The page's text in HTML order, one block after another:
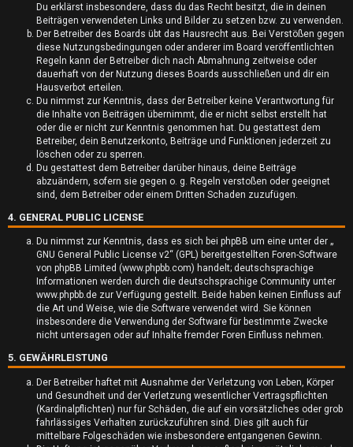
h
Du erklärst insbesondere, dass du das Recht besitzt, die in deinen
Beiträgen verwendeten Links und Bilder zu setzen bzw. zu verwenden.
Der Betreiber des Boards übt das Hausrecht aus. Bei Verstößen gegen
diese Nutzungsbedingungen oder anderer im Board veröffentlichten
Regeln kann der Betreiber dich nach Abmahnung zeitweise oder
dauerhaft von der Nutzung dieses Boards ausschließen und dir ein
Hausverbot erteilen.
Du nimmst zur Kenntnis, dass der Betreiber keine Verantwortung für
die Inhalte von Beiträgen übernimmt, die er nicht selbst erstellt hat
oder die er nicht zur Kenntnis genommen hat. Du gestattest dem
Betreiber, dein Benutzerkonto, Beiträge und Funktionen jederzeit zu
löschen oder zu sperren.
Du gestattest dem Betreiber darüber hinaus, deine Beiträge
abzuändern, sofern sie gegen o. g. Regeln verstoßen oder geeignet
sind, dem Betreiber oder einem Dritten Schaden zuzufügen.
4. GENERAL PUBLIC LICENSE
Du nimmst zur Kenntnis, dass es sich bei phpBB um eine unter der „
GNU General Public License v2“ (GPL) bereitgestellten Foren-Software
von phpBB Limited (www.phpbb.com) handelt; deutschsprachige
Informationen werden durch die deutschsprachige Community unter
www.phpbb.de zur Verfügung gestellt. Beide haben keinen Einfluss auf
die Art und Weise, wie die Software verwendet wird. Sie können
insbesondere die Verwendung der Software für bestimmte Zwecke
nicht untersagen oder auf Inhalte fremder Foren Einfluss nehmen.
5. GEWÄHRLEISTUNG
Der Betreiber haftet mit Ausnahme der Verletzung von Leben, Körper
und Gesundheit und der Verletzung wesentlicher Vertragspflichten
(Kardinalpflichten) nur für Schäden, die auf ein vorsätzliches oder grob
fahrlässiges Verhalten zurückzuführen sind. Dies gilt auch für
mittelbare Folgeschäden wie insbesondere entgangenen Gewinn.